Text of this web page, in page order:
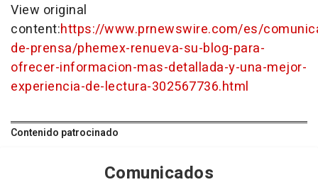
View original
content:https://www.prnewswire.com/es/
de-prensa/phemex-renueva-su-blog-para-
ofrecer-informacion-mas-detallada-y-una-mejor-
experiencia-de-lectura-302567736.html
Contenido patrocinado
Comunicados